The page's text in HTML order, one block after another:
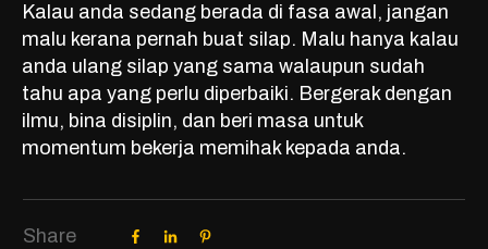
Kalau anda sedang berada di fasa awal, jangan
malu kerana pernah buat silap. Malu hanya kalau
anda ulang silap yang sama walaupun sudah
tahu apa yang perlu diperbaiki. Bergerak dengan
ilmu, bina disiplin, dan beri masa untuk
momentum bekerja memihak kepada anda.
Share